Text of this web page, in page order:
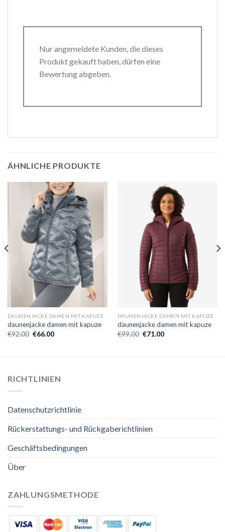
Nur angemeldete Kunden, die dieses
Produkt gekauft haben, dürfen eine
Bewertung abgeben.
ÄHNLICHE PRODUKTE
DAUNENJACKE DAMEN MIT KAPUZE
daunenjacke damen mit kapuze
€92.00 €66.00
DAUNENJACKE DAMEN MIT KAPUZE
daunenjacke damen mit kapuze
€99.00 €71.00
RICHTLINIEN
Datenschutzrichtlinie
Rückerstattungs- und Rückgaberichtlinien
Geschäftsbedingungen
Über
ZAHLUNGSMETHODE